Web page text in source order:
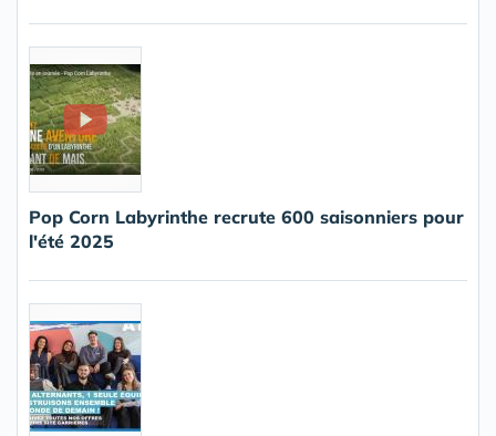
Pop Corn Labyrinthe recrute 600 saisonniers pour
l'été 2025